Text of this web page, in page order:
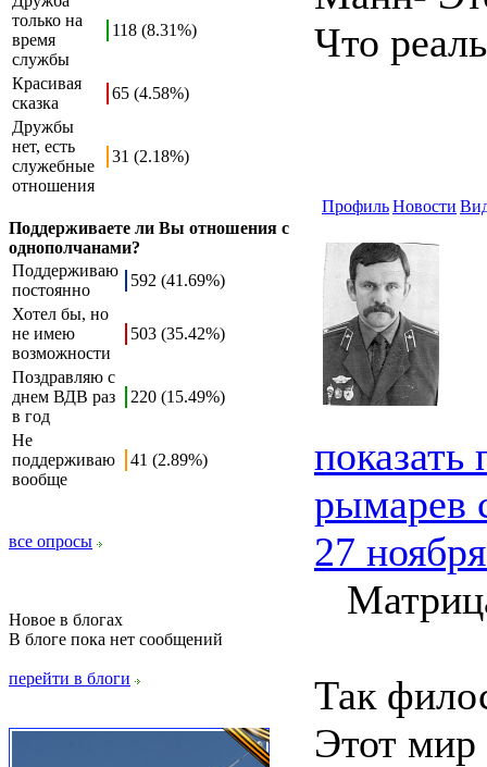
только на
время
службы
118 (8.31%)
Красивая
сказка
65 (4.58%)
Дружбы
нет, есть
служебные
отношения
31 (2.18%)
Поддерживаете ли Вы отношения с
однополчанами?
Поддерживаю
постоянно
592 (41.69%)
Хотел бы, но
не имею
возможности
503 (35.42%)
Поздравляю с
днем ВДВ раз
в год
220 (15.49%)
Не
поддерживаю
вообще
41 (2.89%)
все опросы
Новое в блогах
В блоге пока нет сообщений
перейти в блоги
Что
ПрофильНовости
рымарев
27
Так
Этот мир